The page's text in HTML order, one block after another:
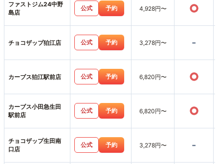
ファストジム24中野
島店
公式 予約 4,928円〜 ○
チョコザップ狛江店 公式 予約 3,278円〜 -
カーブス狛江駅前店 公式 予約 6,820円〜 ○
カーブス小田急生田
駅前店
公式 予約 6,820円〜 ○
チョコザップ生田南
口店
公式 予約 3,278円〜 -